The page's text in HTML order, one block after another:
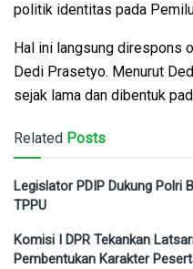
politik identitas pada
Hal ini langsung direspons
Dedi Prasetyo. Menurut
sejak lama dan dibentuk
Related Posts
Legislator PDIP Dukung Polri
TPPU
Komisi I DPR Tekankan
Pembentukan Karakter